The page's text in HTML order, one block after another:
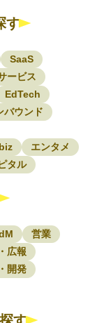
す
SaaS
ービス
EdTech
バウンド
エンタメ
タル
営業
広報
開発